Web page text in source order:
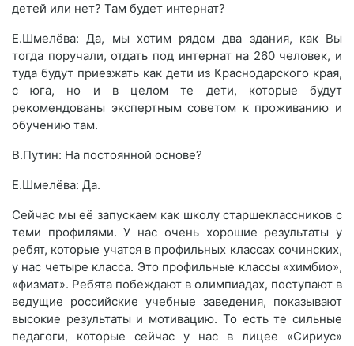
детей или нет? Там будет интернат?
Е.Шмелёва: Да, мы хотим рядом два здания, как Вы
тогда поручали, отдать под интернат на 260 человек, и
туда будут приезжать как дети из Краснодарского края,
с юга, но и в целом те дети, которые будут
рекомендованы экспертным советом к проживанию и
обучению там.
В.Путин: На постоянной основе?
Е.Шмелёва: Да.
Сейчас мы её запускаем как школу старшеклассников с
теми профилями. У нас очень хорошие результаты у
ребят, которые учатся в профильных классах сочинских,
у нас четыре класса. Это профильные классы «химбио»,
«физмат». Ребята побеждают в олимпиадах, поступают в
ведущие российские учебные заведения, показывают
высокие результаты и мотивацию. То есть те сильные
педагоги, которые сейчас у нас в лицее «Сириус»